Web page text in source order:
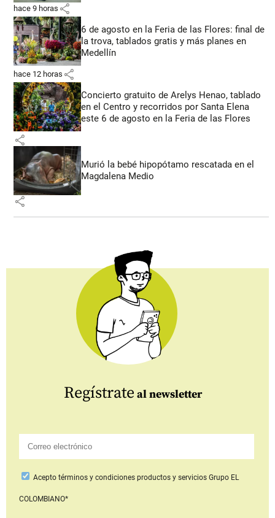
hace 9 horas share
6 de agosto en la Feria de las Flores: final de
la trova, tablados gratis y más planes en
Medellín
hace 12 horas share
Concierto gratuito de Arelys Henao, tablado
en el Centro y recorridos por Santa Elena
este 6 de agosto en la Feria de las Flores
share
Murió la bebé hipopótamo rescatada en el
Magdalena Medio
share
Regístrate al newsletter
Aceptotérminos y condiciones productos y serviciosGrupo EL
COLOMBIANO*